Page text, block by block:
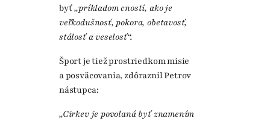
byť„príkladom cností, ako je
veľkodušnosť, pokora, obetavosť,
stálosť a veselosť“.
Šport je tiež prostriedkom misie
a posväcovania, zdôraznil Petrov
nástupca:
„Cirkev je povolaná byť znamením